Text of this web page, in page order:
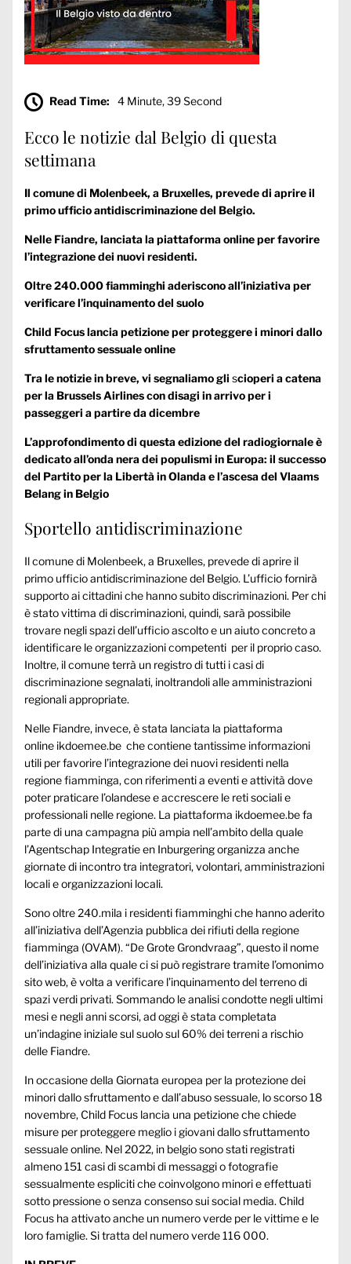
Read Time: 4 Minute, 39 Second
Ecco le notizie dal Belgio di questa
settimana
Il comune di Molenbeek, a Bruxelles, prevede di aprire il
primo ufficio antidiscriminazione del Belgio.
Nelle Fiandre, lanciata la piattaforma online per favorire
l’integrazione dei nuovi residenti.
Oltre 240.000 fiamminghi aderiscono all’iniziativa per
verificare l’inquinamento del suolo
Child Focus lancia petizione per proteggere i minori dallo
sfruttamento sessuale online
Tra le notizie in breve, vi segnaliamo gli scioperi a catena
per la Brussels Airlines con disagi in arrivo per i
passeggeri a partire da dicembre
L’approfondimento di questa edizione del radiogiornale è
dedicato all’onda nera dei populismi in Europa: il successo
del Partito per la Libertà in Olanda e l’ascesa del Vlaams
Belang in Belgio
Sportello antidiscriminazione
Il comune di Molenbeek, a Bruxelles, prevede di aprire il
primo ufficio antidiscriminazione del Belgio. L’ufficio fornirà
supporto ai cittadini che hanno subito discriminazioni. Per chi
è stato vittima di discriminazioni, quindi, sarà possibile
trovare negli spazi dell’ufficio ascolto e un aiuto concreto a
identificare le organizzazioni competenti per il proprio caso.
Inoltre, il comune terrà un registro di tutti i casi di
discriminazione segnalati, inoltrandoli alle amministrazioni
regionali appropriate.
Nelle Fiandre, invece, è stata lanciata la piattaforma
online ikdoemee.be che contiene tantissime informazioni
utili per favorire l’integrazione dei nuovi residenti nella
regione fiamminga, con riferimenti a eventi e attività dove
poter praticare l’olandese e accrescere le reti sociali e
professionali nelle regione. La piattaforma ikdoemee.befa
parte di una campagna più ampia nell’ambito della quale
l’Agentschap Integratie en Inburgering organizza anche
giornate di incontro tra integratori, volontari, amministrazioni
locali e organizzazioni locali.
Sono oltre 240.mila i residenti fiamminghi che hanno aderito
all’iniziativa dell’Agenzia pubblica dei rifiuti della regione
fiamminga (OVAM). “De Grote Grondvraag”, questo il nome
dell’iniziativa alla quale ci si può registrare tramite l’omonimo
sito web, è volta a verificare l’inquinamento del terreno di
spazi verdi privati. Sommando le analisi condotte negli ultimi
mesi e negli anni scorsi, ad oggi è stata completata
un’indagine iniziale sul suolo sul 60% dei terreni a rischio
delle Fiandre.
In occasione della Giornata europea per la protezione dei
minori dallo sfruttamento e dall’abuso sessuale, lo scorso 18
novembre, Child Focus lancia una petizione che chiede
misure per proteggere meglio i giovani dallo sfruttamento
sessuale online. Nel 2022, in belgio sono stati registrati
almeno 151 casi di scambi di messaggi o fotografie
sessualmente espliciti che coinvolgono minori e effettuati
sotto pressione o senza consenso sui social media. Child
Focus ha attivato anche un numero verde per le vittime e le
loro famiglie. Si tratta del numero verde 116 000.